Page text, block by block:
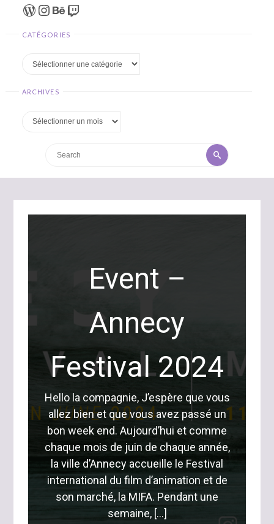
WordPress
Instagram
Behance
Twitch
CATÉGORIES
Catégories
ARCHIVES
Archives
Search
Event –
Annecy
Festival 2024
Hello la compagnie, J’espère que vous
allez bien et que vous avez passé un
bon week end. Aujourd’hui et comme
chaque mois de juin de chaque année,
la ville d’Annecy accueille le Festival
international du film d’animation et de
son marché, la MIFA. Pendant une
semaine, […]